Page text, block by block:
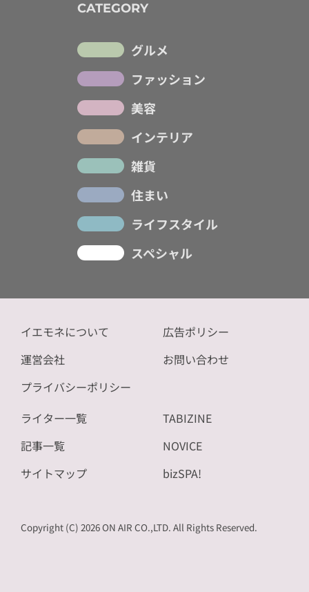
CATEGORY
グルメ
ファッション
美容
インテリア
雑貨
住まい
ライフスタイル
スペシャル
イエモネについて
運営会社
プライバシーポリシー
広告ポリシー
お問い合わせ
ライター一覧
記事一覧
サイトマップ
TABIZINE
NOVICE
bizSPA!
Copyright (C) 2026 ON AIR CO.,LTD. All Rights Reserved.